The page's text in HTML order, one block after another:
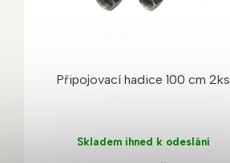
Připojovací hadice 100 cm 2ks
Skladem ihned k odeslání